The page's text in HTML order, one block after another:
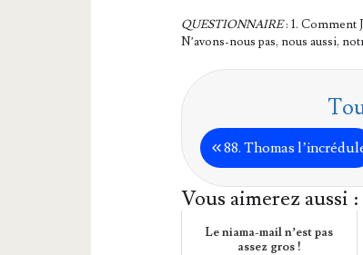
QUESTIONNAIRE: 1. Com­ment
N’a­vons-nous pas, nous aus­si,
88. Tho­mas
Vous aimerez aussi :
Le niama-mail n’est pas
assez gros !